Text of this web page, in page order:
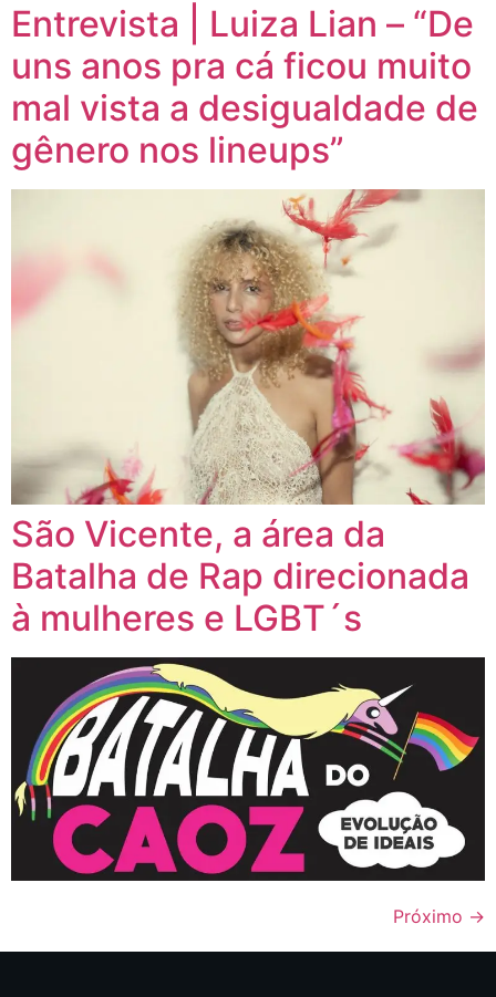
Entrevista | Luiza Lian – “De
uns anos pra cá ficou muito
mal vista a desigualdade de
gênero nos lineups”
São Vicente, a área da
Batalha de Rap direcionada
à mulheres e LGBT´s
Próximo →